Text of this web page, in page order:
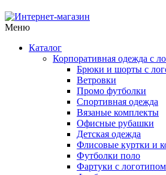
Меню
Каталог
Корпоративная одежда с
Брюки и шорты с
Ветровки
Промо футболки
Спортивная одежда
Вязаные комплекты
Офисные рубашки
Детская одежда
Флисовые куртки и
Футболки поло
Фартуки с логотипом